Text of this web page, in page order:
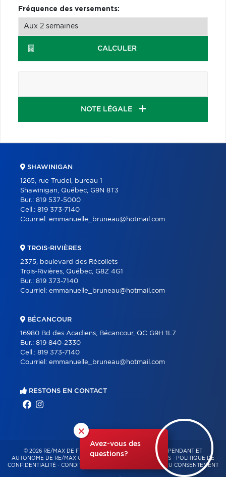
Fréquence des versements:
CALCULER
NOTE LÉGALE
×
Avez-vous des
questions?
SHAWINIGAN
1265, rue Trudel, bureau 1
Shawinigan, Québec, G9N 8T3
Bur.: 819 537-5000
Cell.: 819 373-7140
Courriel: emmanuelle_bruneau@hotmail.com
TROIS-RIVIÈRES
2375, boulevard des Récollets
Trois-Rivières, Québec, G8Z 4G1
Bur.: 819 373-7140
Courriel: emmanuelle_bruneau@hotmail.com
BÉCANCOUR
16980 Bd des Acadiens, Bécancour, QC G9H 1L7
Bur.: 819 840-2330
Cell.: 819 373-7140
Courriel: emmanuelle_bruneau@hotmail.com
RESTONS EN CONTACT
© 2026 RE/MAX DE FRANCHEVILLE – FRANCHISÉ INDÉPENDANT ET
AUTONOME DE RE/MAX QUÉBEC – TOUS DROITS RÉSERVÉS - POLITIQUE DE
CONFIDENTIALITÉ - CONDITIONS D'UTILISATION GESTION DU CONSENTEMENT